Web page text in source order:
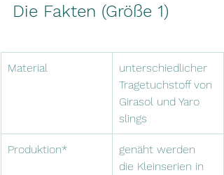
Die Fakten (Größe 1)
Material
unterschiedlicher
Tragetuchstoff von
Girasol und Yaro
slings
Produktion*
genäht werden
die Kleinserien in